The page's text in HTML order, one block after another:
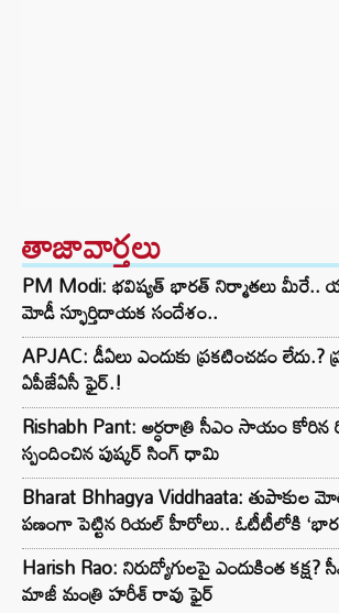
తాజావార్తలు
PM Modi: భవిష్యత్ భారత్ నిర్మాతలు మీరే..
మోడీ స్ఫూర్తిదాయక సందేశం..
APJAC: డీఏలు ఎందుకు ప్రకటించడం లేదు.?
ఏపీజేఏసీ ఫైర్.!
Rishabh Pant: అర్ధరాత్రి సీఎం సాయం కోరిన
స్పందించిన పుష్కర్ సింగ్ ధామి
Bharat Bhhagya Viddhaata: తుపాకుల
పణంగా పెట్టిన రియల్ హీరోలు.. ఓటీటీలోకి
Harish Rao: నిరుద్యోగులపై ఎందుకింత కక్ష?
మాజీ మంత్రి హరీశ్ రావు ఫైర్